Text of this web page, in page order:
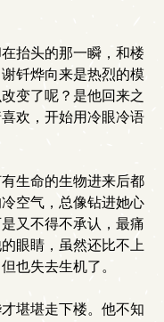
抬头的那一瞬，和楼
钎烨向来是热烈的模
变了呢？是他回来之
欢，开始用冷眼冷语
生命的生物进来后都
空气，总像钻进她心
又不得不承认，最痛
眼睛，虽然还比不上
也失去生机了。
堪堪走下楼。他不知